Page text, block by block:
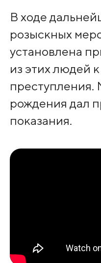
В ходе
розыскных
установлена
из этих людей
преступления.
рождения дал
показания.